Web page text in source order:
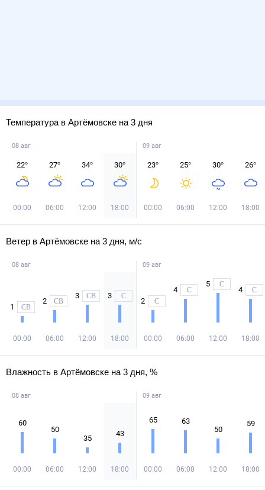
Температура в Артёмовске на 3 дня
08 авг
22°
00:00
27°
06:00
34°
12:00
30°
18:00
09 авг
23°
00:00
25°
06:00
30°
12:00
26°
18:00
Ветер в Артёмовске на 3 дня, м/с
08 авг
1 СВ
00:00
2 СВ
06:00
3 СВ
12:00
3 С
18:00
09 авг
2 С
00:00
4 С
06:00
5 С
12:00
4 С
18:00
Влажность в Артёмовске на 3 дня, %
08 авг
60
00:00
50
06:00
35
12:00
43
18:00
09 авг
65
00:00
63
06:00
50
12:00
59
18:00